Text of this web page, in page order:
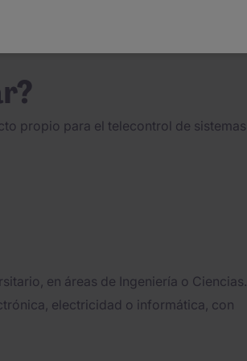
propio para el telecontrol de sistemas
en áreas de Ingeniería o Ciencias.
electricidad o informática, con